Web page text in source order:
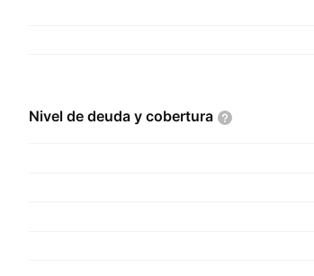
Nivel de deuda y cobertura